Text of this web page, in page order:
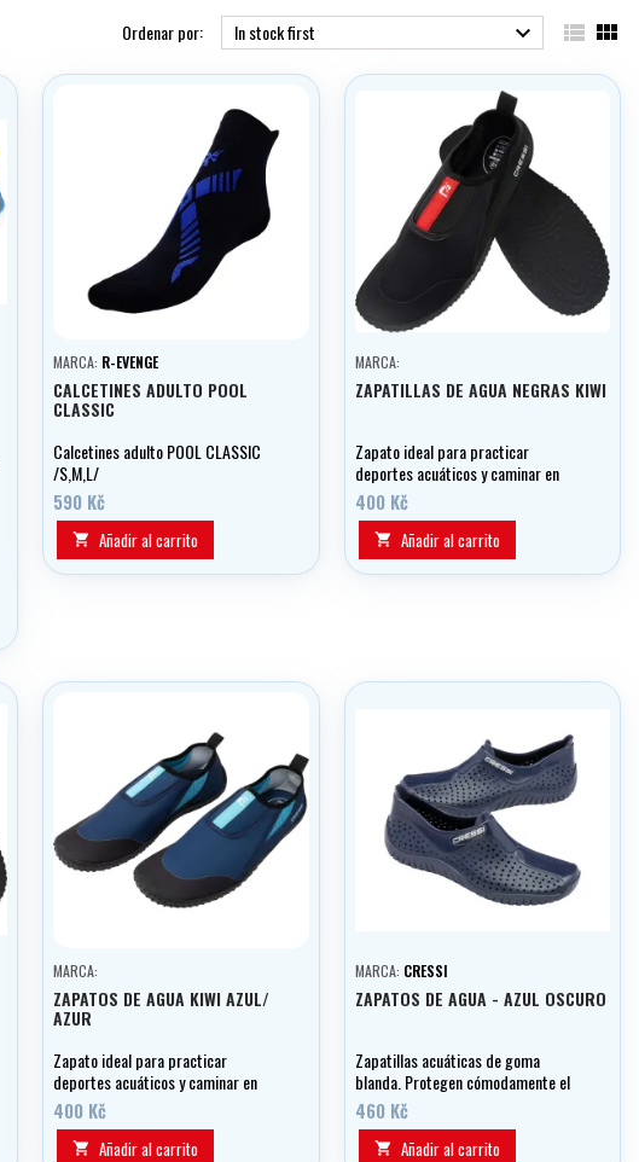
Ordenar por: In stock first   
MARCA: R-EVENGE
CALCETINES ADULTO POOL
CLASSIC
Calcetines adulto POOL CLASSIC
/S,M,L/
590 Kč
 Añadir al carrito
MARCA:
ZAPATILLAS DE AGUA NEGRAS KIWI
Zapato ideal para practicar
deportes acuáticos y caminar en
entornos húmedos, junto al mar y en
la playa
400 Kč
 Añadir al carrito
MARCA:
ZAPATOS DE AGUA KIWI AZUL/
AZUR
Zapato ideal para practicar
deportes acuáticos y caminar en
entornos húmedos, junto al mar y en
la playa
400 Kč
 Añadir al carrito
MARCA: CRESSI
ZAPATOS DE AGUA - AZUL OSCURO
Zapatillas acuáticas de goma
blanda. Protegen cómodamente el
pie contra lesiones. Los zapatos se
secan en pocos minutos después de
su uso.
460 Kč
 Añadir al carrito